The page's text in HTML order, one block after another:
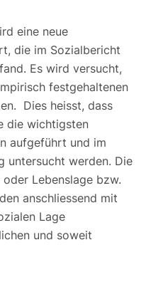
eine neue
die im Sozialbericht
Es wird versucht,
festgehaltenen
Dies heisst, dass
die wichtigsten
aufgeführt und im
untersucht werden. Die
Lebenslage bzw.
anschliessend mit
Lage
und soweit